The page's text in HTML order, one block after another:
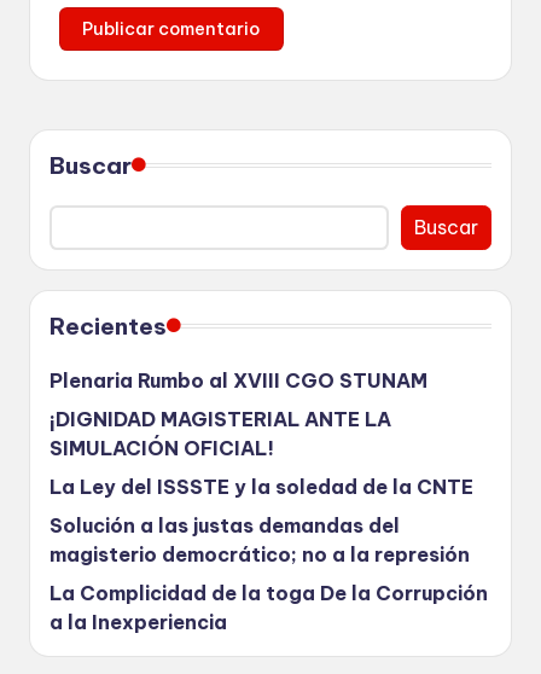
Buscar
Buscar
Recientes
Plenaria Rumbo al XVIII CGO STUNAM
¡DIGNIDAD MAGISTERIAL ANTE LA
SIMULACIÓN OFICIAL!
La Ley del ISSSTE y la soledad de la CNTE
Solución a las justas demandas del
magisterio democrático; no a la represión
La Complicidad de la toga De la Corrupción
a la Inexperiencia